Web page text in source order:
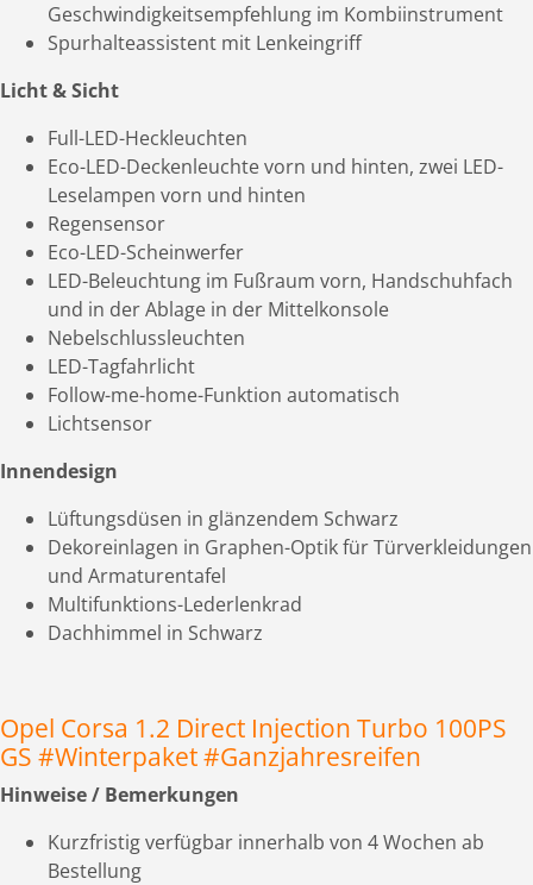
Geschwindigkeitsempfehlung im Kombiinstrument
Spurhalteassistent mit Lenkeingriff
Licht & Sicht
Full-LED-Heckleuchten
Eco-LED-Deckenleuchte vorn und hinten, zwei LED-
Leselampen vorn und hinten
Regensensor
Eco-LED-Scheinwerfer
LED-Beleuchtung im Fußraum vorn, Handschuhfach
und in der Ablage in der Mittelkonsole
Nebelschlussleuchten
LED-Tagfahrlicht
Follow-me-home-Funktion automatisch
Lichtsensor
Innendesign
Lüftungsdüsen in glänzendem Schwarz
Dekoreinlagen in Graphen-Optik für Türverkleidungen
und Armaturentafel
Multifunktions-Lederlenkrad
Dachhimmel in Schwarz
Opel Corsa 1.2 Direct Injection Turbo 100PS
GS #Winterpaket #Ganzjahresreifen
Hinweise / Bemerkungen
Kurzfristig verfügbar innerhalb von 4 Wochen ab
Bestellung